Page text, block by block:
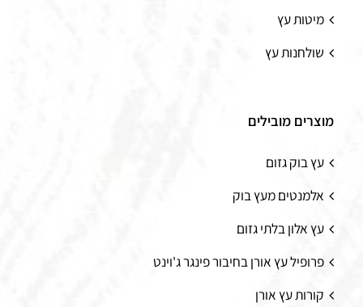
מיטות עץ
שולחנות עץ
מוצרים מובילים
עץ בוק גזום
אלמנטים מעץ בוק
עץ אלון בלתי גזום
פרופיל עץ אורן בחיבור פינגר ג'וינט
קורות עץ אורן